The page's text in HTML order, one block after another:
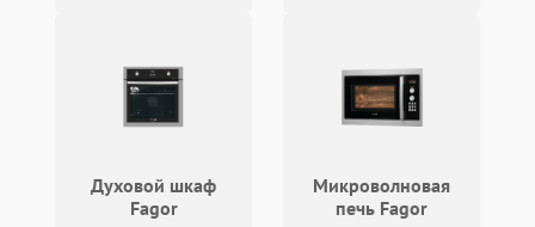
Духовой шкаф
Fagor
Микроволновая
печь Fagor